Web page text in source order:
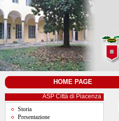
HOME PAGE
ASP Città di Piacenza
Storia
Presentazione